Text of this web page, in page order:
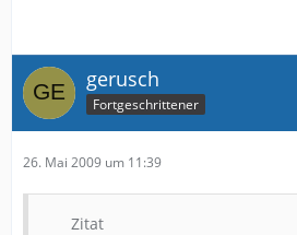
gerusch
Fortgeschrittener
26. Mai 2009 um 11:39
Zitat